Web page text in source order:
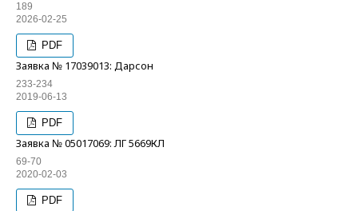
189
2026-02-25
PDF
Заявка № 17039013: Дарсон
233-234
2019-06-13
PDF
Заявка № 05017069: ЛГ 5669КЛ
69-70
2020-02-03
PDF